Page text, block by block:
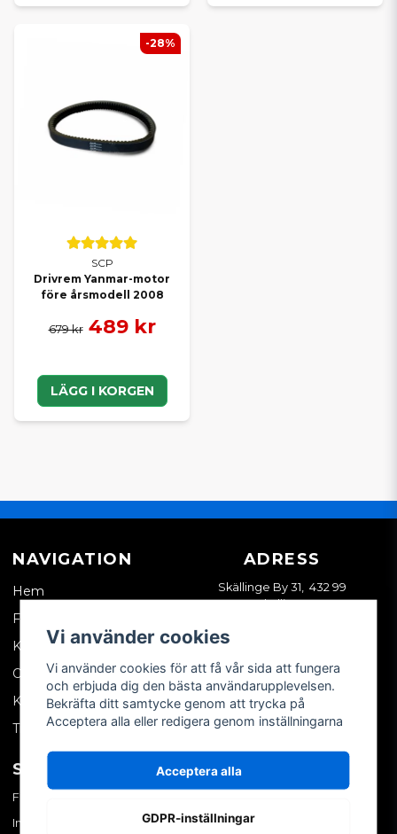
SCP
Drivrem Yanmar-motor
före årsmodell 2008
679 kr 489 kr
LÄGG I KORGEN
-28%
NAVIGATION
Hem
Företagskund
Kontakta oss
Om oss
Köpvillkor
Tips & trix
ADRESS
Skällinge By 31, 432 99
Skällinge
SOCIALA MEDIER
Facebook
Instagram
MITT KONTO
Skapa konto
Vi använder cookies
Vi använder cookies för att få vår sida att fungera
och erbjuda dig den bästa användarupplevelsen.
Bekräfta ditt samtycke genom att trycka på
Acceptera alla eller redigera genom inställningarna
Acceptera alla
GDPR-inställningar